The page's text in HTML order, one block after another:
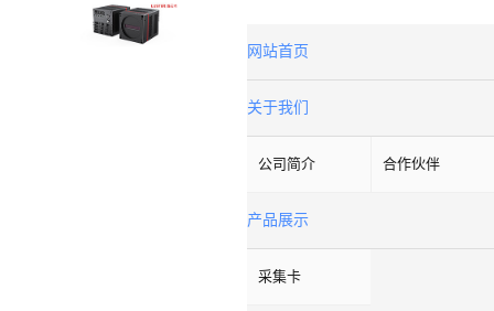
网站首页
关于我们
公司简介 合作伙伴
产品展示
采集卡